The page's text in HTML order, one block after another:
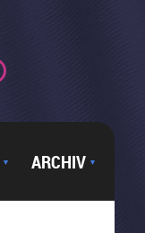
▼ ARCHIV ▼